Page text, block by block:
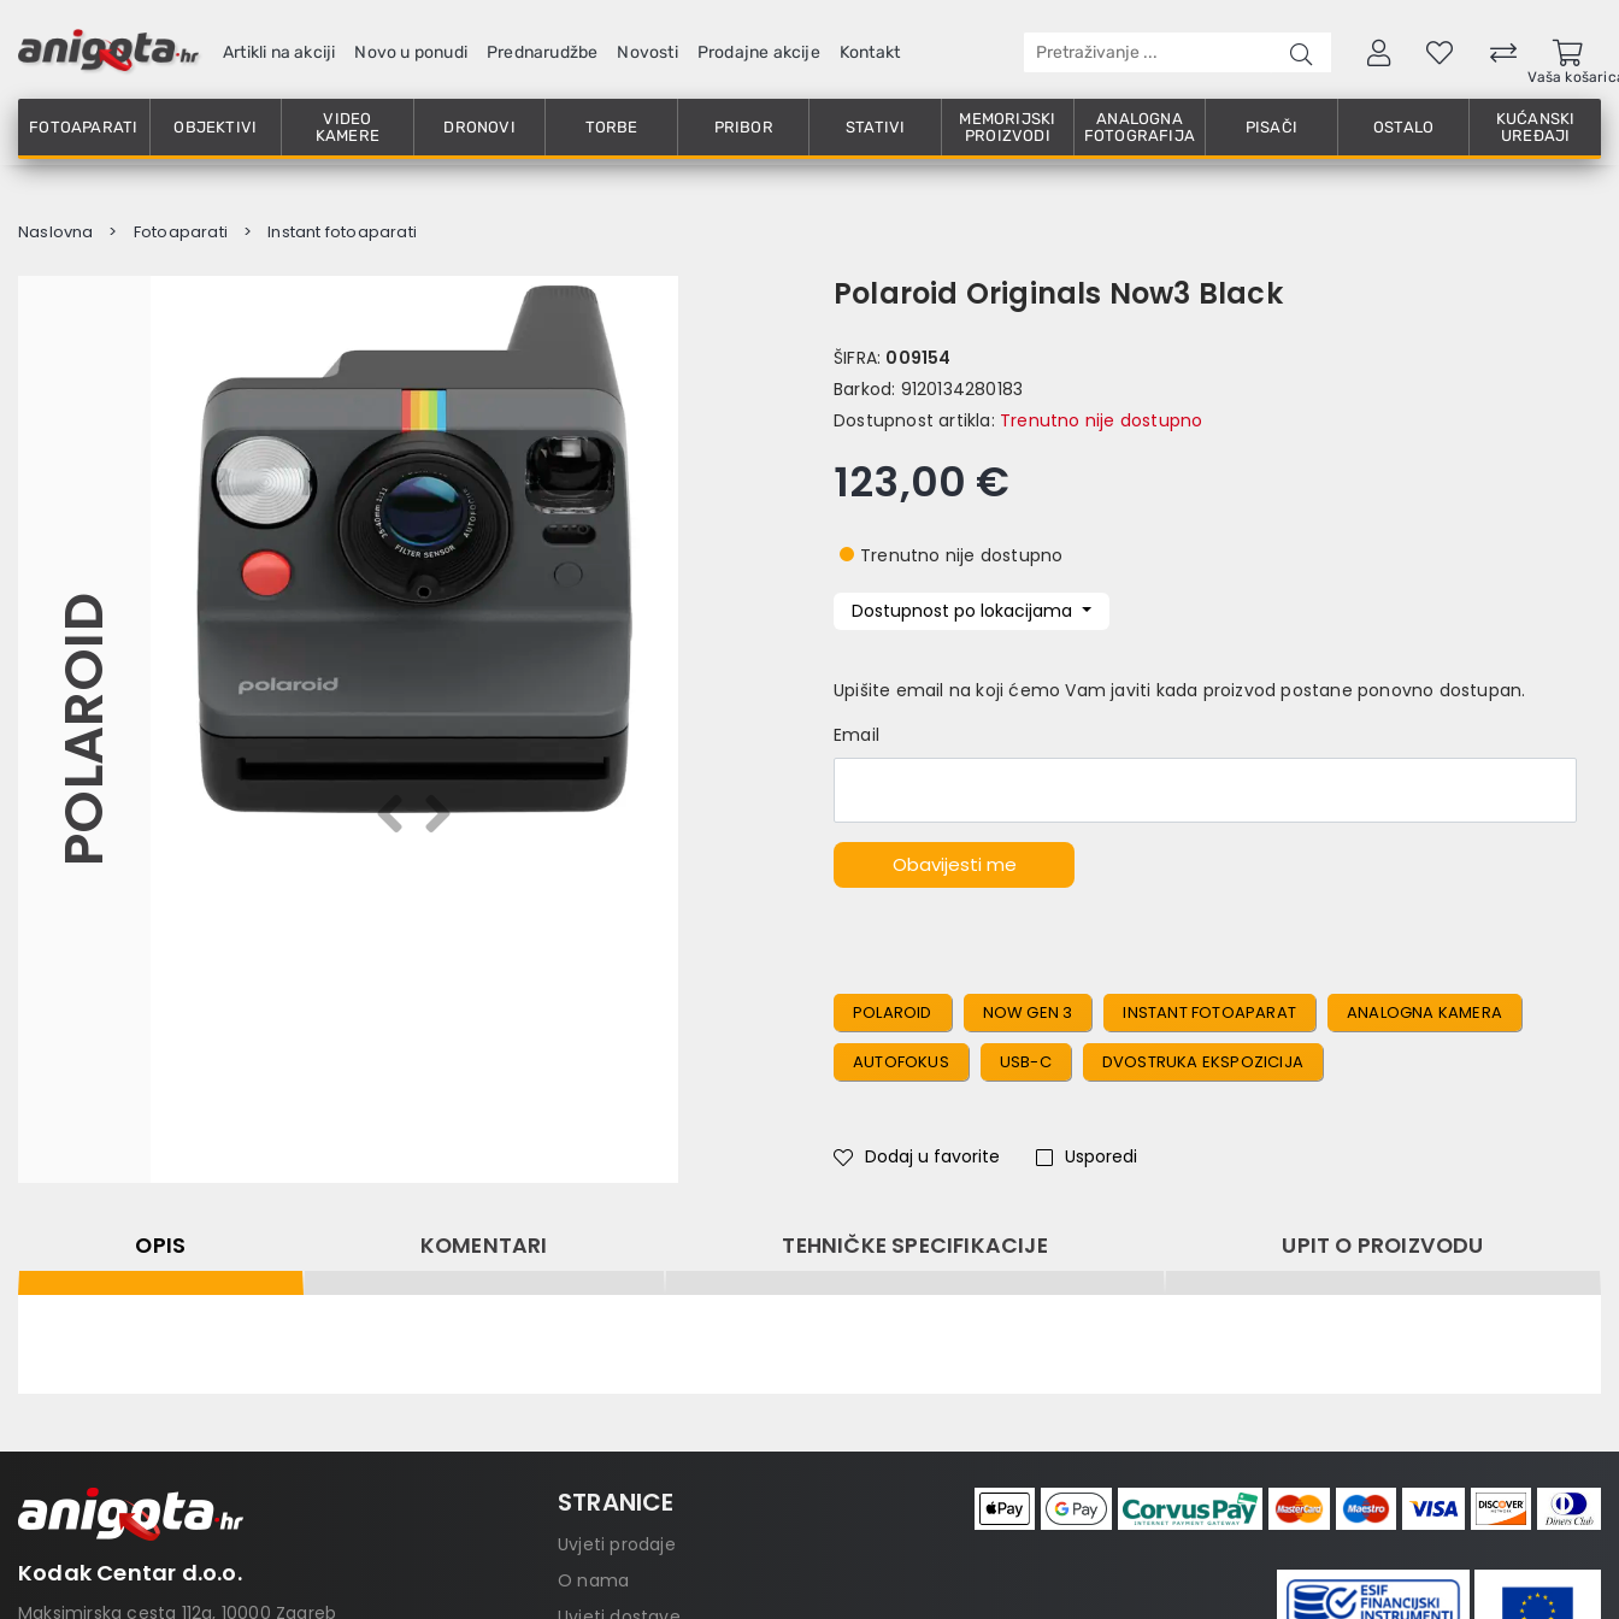
Artikli na akciji Novo u ponudi Prednarudžbe Novosti Prodajne akcije Kontakt
Vaša
FOTOAPARATI OBJEKTIVI
VIDEO
KAMERE
DRONOVI TORBE PRIBOR STATIVI
MEMORIJSKI
PROIZVODI
ANALOGNA
FOTOGRAFIJA
PISAČI OSTALO
KUĆANSKI
UREĐAJI
Naslovna Fotoaparati Instant fotoaparati
POLAROID PrethodnaSlijedeća
Polaroid Originals Now3 Black
ŠIFRA: 009154
Barkod: 9120134280183
Dostupnost artikla: Trenutno nije dostupno
123,00 €
Trenutno nije dostupno
Dostupnost po lokacijama
Upišite email na koji ćemo Vam javiti kada proizvod postane ponovno dostupan.
Email
Obavijesti me
POLAROID NOW GEN 3 INSTANT FOTOAPARAT ANALOGNA KAMERA
AUTOFOKUS USB-C DVOSTRUKA EKSPOZICIJA
Dodaj u favorite Usporedi
OPIS KOMENTARI TEHNIČKE SPECIFIKACIJE UPIT O PROIZVODU
Kodak Centar d.o.o.
Maksimirska cesta 112a, 10000 Zagreb
STRANICE
Uvjeti prodaje
O nama